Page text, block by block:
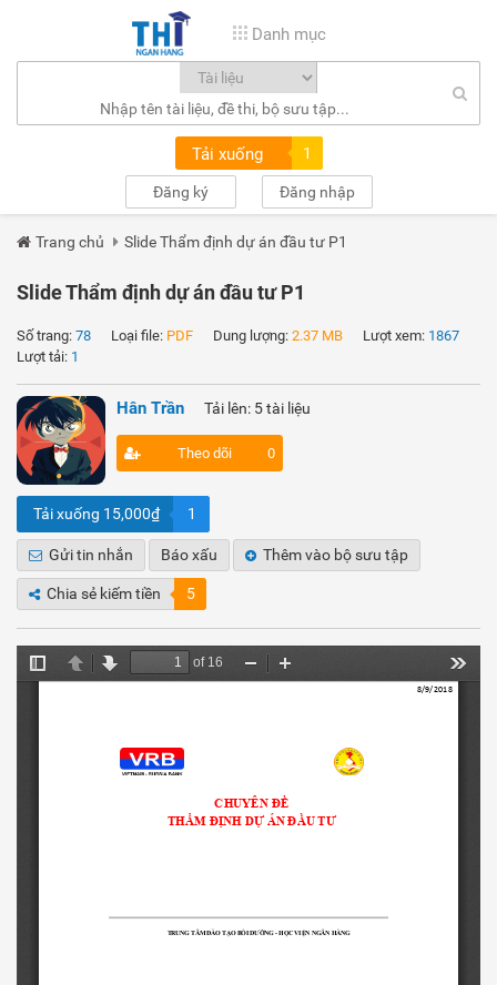
Danh mục
Tải xuống 1
Đăng ký Đăng nhập
Trang chủ Slide Thẩm định dự án đầu tư P1
Slide Thẩm định dự án đầu tư P1
Số trang: 78 Loại file: PDF Dung lượng: 2.37 MB Lượt xem: 1867
Lượt tải: 1
Hân Trần Tải lên: 5 tài liệu
Theo dõi 0
Tải xuống 15,000₫ 1
Gửi tin nhắn Báo xấu Thêm vào bộ sưu tập
Chia sẻ kiếm tiền 5